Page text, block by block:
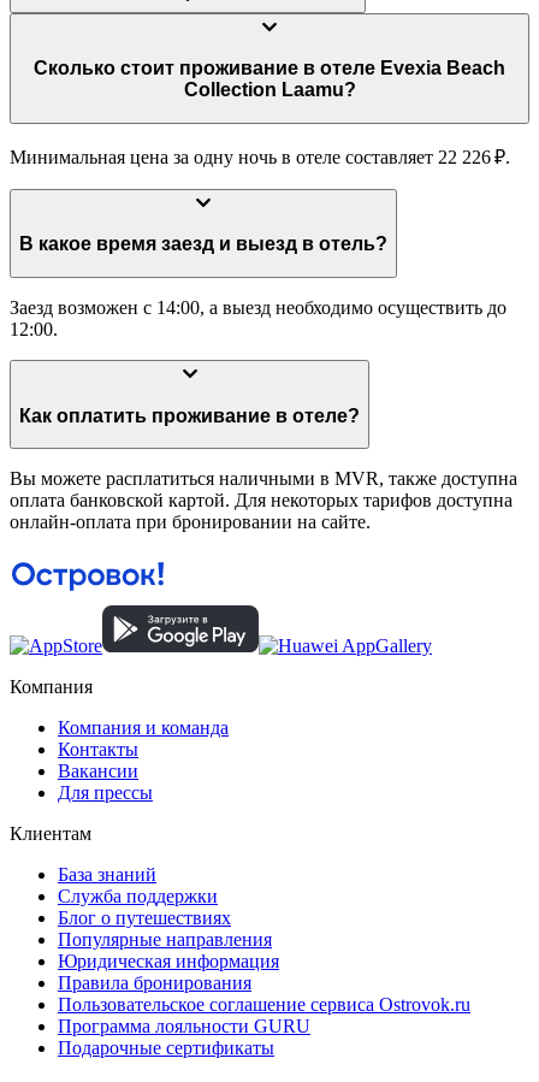
Сколько стоит проживание в отеле Evexia Beach
Collection Laamu?
Минимальная цена за одну ночь в отеле составляет 22 226 ₽.
В какое время заезд и выезд в отель?
Заезд возможен с 14:00, а выезд необходимо осуществить до
12:00.
Как оплатить проживание в отеле?
Вы можете расплатиться наличными в MVR, также доступна
оплата банковской картой. Для некоторых тарифов доступна
онлайн-оплата при бронировании на сайте.
Компания
Компания и команда
Контакты
Вакансии
Для прессы
Клиентам
База знаний
Служба поддержки
Блог о путешествиях
Популярные направления
Юридическая информация
Правила бронирования
Пользовательское соглашение сервиса Ostrovok.ru
Программа лояльности GURU
Подарочные сертификаты